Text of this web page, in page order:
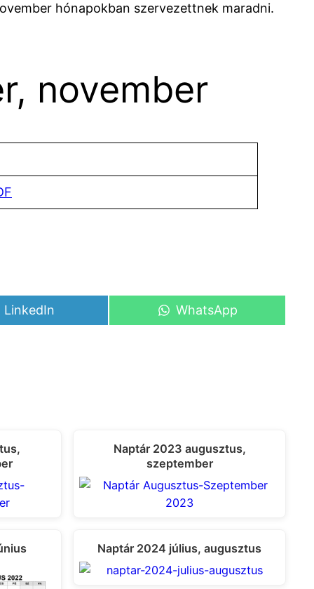
hónapokban szervezettnek maradni.
november
Share
on
LinkedIn
Share
on
WhatsApp
Naptár 2023 augusztus,
szeptember
Naptár 2024 július, augusztus